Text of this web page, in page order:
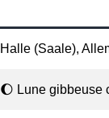
Halle (Saale),
🌔 Lune gibbeuse